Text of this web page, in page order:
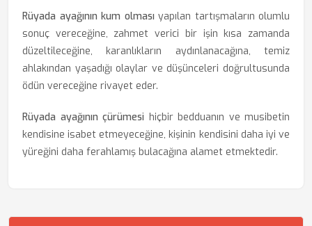
Rüyada ayağının kum olması yapılan tartışmaların olumlu
sonuç vereceğine, zahmet verici bir işin kısa zamanda
düzeltileceğine, karanlıkların aydınlanacağına, temiz
ahlakından yaşadığı olaylar ve düşünceleri doğrultusunda
ödün vereceğine rivayet eder.
Rüyada ayağının çürümesi hiçbir bedduanın ve musibetin
kendisine isabet etmeyeceğine, kişinin kendisini daha iyi ve
yüreğini daha ferahlamış bulacağına alamet etmektedir.